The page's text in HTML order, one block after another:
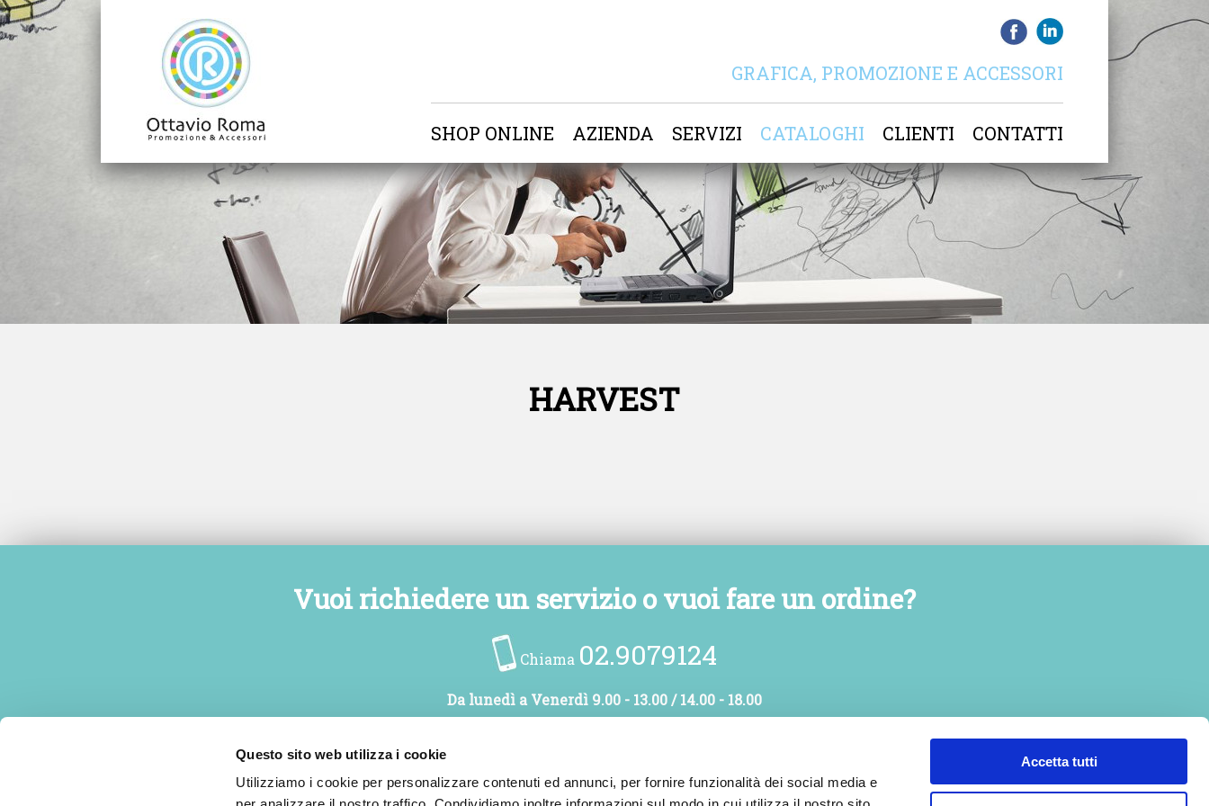
Questo sito web utilizza i cookie
Utilizziamo i cookie per personalizzare contenuti ed annunci, per fornire funzionalità dei social media e
Accetta tutti
GRAFICA, PROMOZIONE E ACCESSORI
SHOP ONLINE AZIENDA SERVIZI CATALOGHI CLIENTI CONTATTI
HARVEST
Vuoi richiedere un servizio o vuoi fare un ordine?
Chiama 02.9079124
Da lunedì a Venerdì 9.00 - 13.00 / 14.00 - 18.00